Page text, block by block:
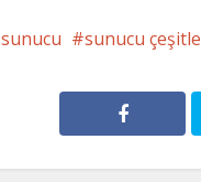
sunucu sunucu